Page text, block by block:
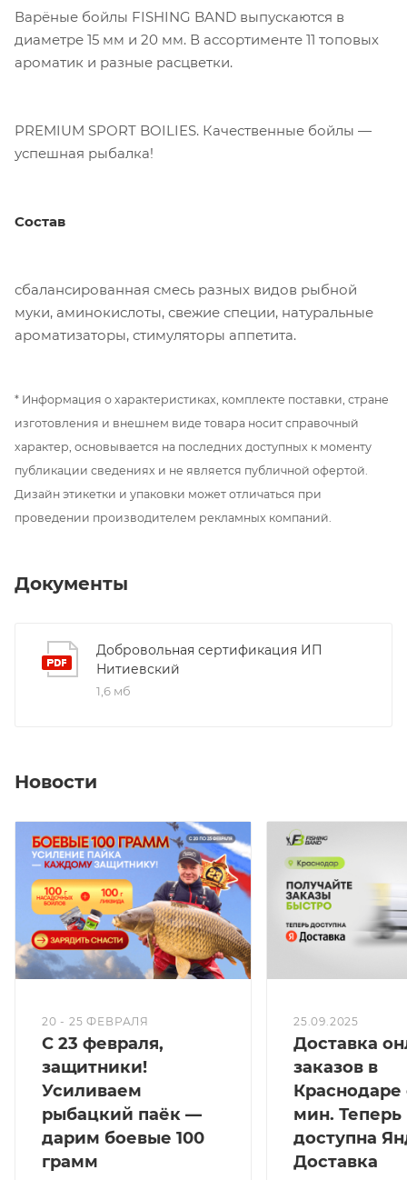
Варёные бойлы FISHING BAND выпускаются в
диаметре 15 мм и 20 мм. В ассортименте 11 топовых
ароматик и разные расцветки.
PREMIUM SPORT BOILIES. Качественные бойлы —
успешная рыбалка!
Состав
сбалансированная смесь разных видов рыбной
муки, аминокислоты, свежие специи, натуральные
ароматизаторы, стимуляторы аппетита.
* Информация о характеристиках, комплекте поставки, стране
изготовления и внешнем виде товара носит справочный
характер, основывается на последних доступных к моменту
публикации сведениях и не является публичной офертой.
Дизайн этикетки и упаковки может отличаться при
проведении производителем рекламных компаний.
Документы
Добровольная сертификация ИП
Нитиевский
1,6 мб
Новости
20 - 25 ФЕВРАЛЯ
С 23 февраля,
защитники!
Усиливаем
рыбацкий паёк —
дарим боевые 100
грамм
25.09.2025
Доставка
заказов в
Краснодаре
мин. Теперь
доступна
Доставка